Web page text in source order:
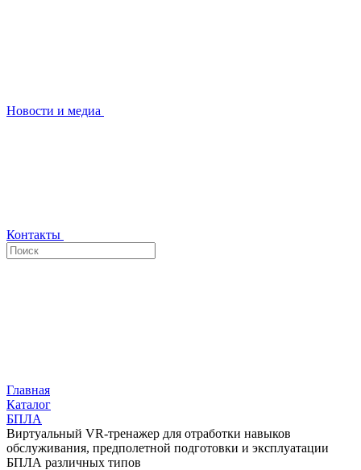
Новости и медиа
Контакты
Главная
Каталог
БПЛА
Виртуальный VR-тренажер для отработки навыков
обслуживания, предполетной подготовки и эксплуатации
БПЛА различных типов